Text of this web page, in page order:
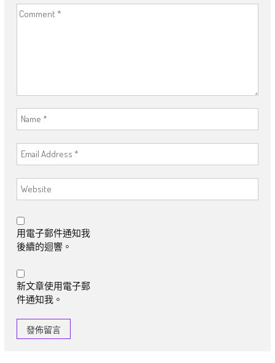
用電子郵件通知我
後續的迴響。
新文章使用電子郵
件通知我。